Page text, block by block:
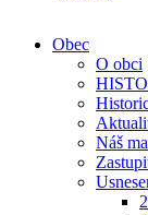
Obec
O obci
Náš